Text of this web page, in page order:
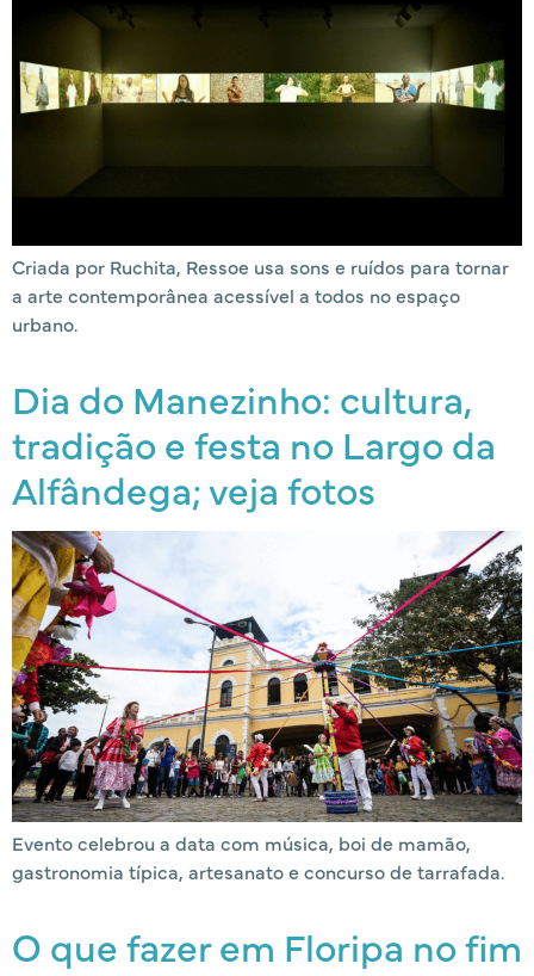
Criada por Ruchita, Ressoe usa sons e ruídos para tornar
a arte contemporânea acessível a todos no espaço
urbano.
Dia do Manezinho: cultura,
tradição e festa no Largo da
Alfândega; veja fotos
Evento celebrou a data com música, boi de mamão,
gastronomia típica, artesanato e concurso de tarrafada.
O que fazer em Floripa no fim